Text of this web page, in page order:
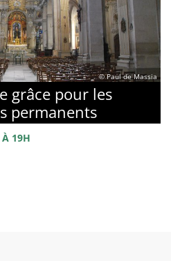
© Paul de Massia
grâce pour les
permanents
À 19H